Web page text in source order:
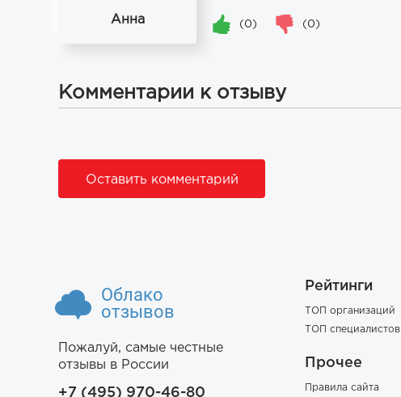
Анна (0) (0)
Комментарии к отзыву
Оставить комментарий
Облако
отзывов
Пожалуй, самые честные
отзывы в России
+7 (495) 970-46-80
Рейтинги
ТОП организаций
ТОП специалистов
Прочее
Правила сайта